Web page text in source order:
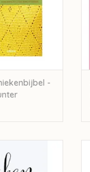
-
Wagtendonk